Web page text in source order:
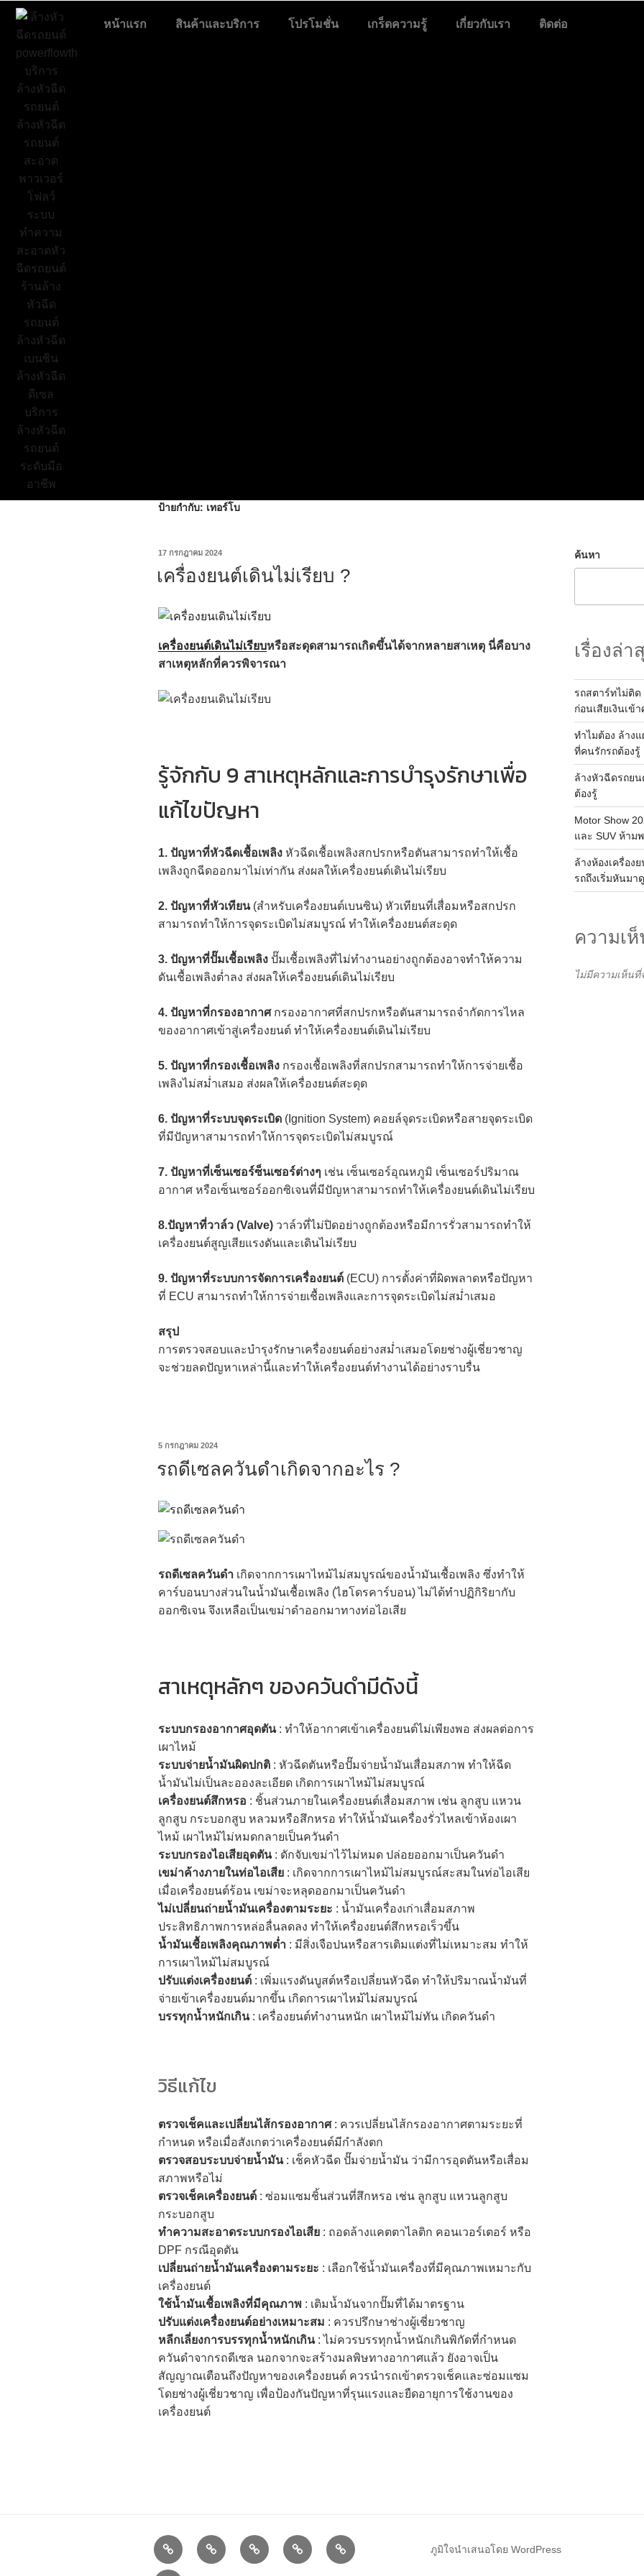
หน้าแรก สินค้าและบริการ โปรโมชั่น เกร็ดความรู้ เกี่ยวกับเรา ติดต่อ
ป้ายกำกับ: เทอร์โบ
17 กรกฎาคม 2024
เครื่องยนต์เดินไม่เรียบ ?
เครื่องยนต์เดินไม่เรียบหรือสะดุดสามารถเกิดขึ้นได้จากหลายสาเหตุ นี่คือบาง
สาเหตุหลักที่ควรพิจารณา
รู้จักกับ 9 สาเหตุหลักและการบำรุงรักษาเพื่อ
แก้ไขปัญหา
1. ปัญหาที่หัวฉีดเชื้อเพลิง หัวฉีดเชื้อเพลิงสกปรกหรือตันสามารถทำให้เชื้อ
เพลิงถูกฉีดออกมาไม่เท่ากัน ส่งผลให้เครื่องยนต์เดินไม่เรียบ
2. ปัญหาที่หัวเทียน(สำหรับเครื่องยนต์เบนซิน) หัวเทียนที่เสื่อมหรือสกปรก
สามารถทำให้การจุดระเบิดไม่สมบูรณ์ ทำให้เครื่องยนต์สะดุด
3. ปัญหาที่ปั๊มเชื้อเพลิง ปั๊มเชื้อเพลิงที่ไม่ทำงานอย่างถูกต้องอาจทำให้ความ
ดันเชื้อเพลิงต่ำลง ส่งผลให้เครื่องยนต์เดินไม่เรียบ
4. ปัญหาที่กรองอากาศกรองอากาศที่สกปรกหรือตันสามารถจำกัดการไหล
ของอากาศเข้าสู่เครื่องยนต์ ทำให้เครื่องยนต์เดินไม่เรียบ
5. ปัญหาที่กรองเชื้อเพลิง กรองเชื้อเพลิงที่สกปรกสามารถทำให้การจ่ายเชื้อ
เพลิงไม่สม่ำเสมอ ส่งผลให้เครื่องยนต์สะดุด
6. ปัญหาที่ระบบจุดระเบิด (Ignition System) คอยล์จุดระเบิดหรือสายจุดระเบิด
ที่มีปัญหาสามารถทำให้การจุดระเบิดไม่สมบูรณ์
7. ปัญหาที่เซ็นเซอร์ซ็นเซอร์ต่างๆ เช่น เซ็นเซอร์อุณหภูมิ เซ็นเซอร์ปริมาณ
อากาศ หรือเซ็นเซอร์ออกซิเจนที่มีปัญหาสามารถทำให้เครื่องยนต์เดินไม่เรียบ
8.ปัญหาที่วาล์ว (Valve) วาล์วที่ไม่ปิดอย่างถูกต้องหรือมีการรั่วสามารถทำให้
เครื่องยนต์สูญเสียแรงดันและเดินไม่เรียบ
9. ปัญหาที่ระบบการจัดการเครื่องยนต์ (ECU) การตั้งค่าที่ผิดพลาดหรือปัญหา
ที่ ECU สามารถทำให้การจ่ายเชื้อเพลิงและการจุดระเบิดไม่สม่ำเสมอ
สรุป
การตรวจสอบและบำรุงรักษาเครื่องยนต์อย่างสม่ำเสมอโดยช่างผู้เชี่ยวชาญ
จะช่วยลดปัญหาเหล่านี้และทำให้เครื่องยนต์ทำงานได้อย่างราบรื่น
5 กรกฎาคม 2024
รถดีเซลควันดำเกิดจากอะไร ?
รถดีเซลควันดำ เกิดจากการเผาไหม้ไม่สมบูรณ์ของน้ำมันเชื้อเพลิง ซึ่งทำให้
คาร์บอนบางส่วนในน้ำมันเชื้อเพลิง (ไฮโดรคาร์บอน) ไม่ได้ทำปฏิกิริยากับ
ออกซิเจน จึงเหลือเป็นเขม่าดำออกมาทางท่อไอเสีย
สาเหตุหลักๆ ของควันดำมีดังนี้
ระบบกรองอากาศอุดตัน: ทำให้อากาศเข้าเครื่องยนต์ไม่เพียงพอ ส่งผลต่อการ
เผาไหม้
ระบบจ่ายน้ำมันผิดปกติ : หัวฉีดตันหรือปั๊มจ่ายน้ำมันเสื่อมสภาพ ทำให้ฉีด
น้ำมันไม่เป็นละอองละเอียด เกิดการเผาไหม้ไม่สมบูรณ์
เครื่องยนต์สึกหรอ : ชิ้นส่วนภายในเครื่องยนต์เสื่อมสภาพ เช่น ลูกสูบ แหวน
ลูกสูบ กระบอกสูบ หลวมหรือสึกหรอ ทำให้น้ำมันเครื่องรั่วไหลเข้าห้องเผา
ไหม้ เผาไหม้ไม่หมดกลายเป็นควันดำ
ระบบกรองไอเสียอุดตัน: ดักจับเขม่าไว้ไม่หมด ปล่อยออกมาเป็นควันดำ
เขม่าค้างภายในท่อไอเสีย : เกิดจากการเผาไหม้ไม่สมบูรณ์สะสมในท่อไอเสีย
เมื่อเครื่องยนต์ร้อน เขม่าจะหลุดออกมาเป็นควันดำ
ไม่เปลี่ยนถ่ายน้ำมันเครื่องตามระยะ : น้ำมันเครื่องเก่าเสื่อมสภาพ
ประสิทธิภาพการหล่อลื่นลดลง ทำให้เครื่องยนต์สึกหรอเร็วขึ้น
น้ำมันเชื้อเพลิงคุณภาพต่ำ : มีสิ่งเจือปนหรือสารเติมแต่งที่ไม่เหมาะสม ทำให้
การเผาไหม้ไม่สมบูรณ์
ปรับแต่งเครื่องยนต์ : เพิ่มแรงดันบูสต์หรือเปลี่ยนหัวฉีด ทำให้ปริมาณน้ำมันที่
จ่ายเข้าเครื่องยนต์มากขึ้น เกิดการเผาไหม้ไม่สมบูรณ์
บรรทุกน้ำหนักเกิน: เครื่องยนต์ทำงานหนัก เผาไหม้ไม่ทัน เกิดควันดำ
วิธีแก้ไข
ตรวจเช็คและเปลี่ยนไส้กรองอากาศ: ควรเปลี่ยนไส้กรองอากาศตามระยะที่
กำหนด หรือเมื่อสังเกตว่าเครื่องยนต์มีกำลังตก
ตรวจสอบระบบจ่ายน้ำมัน: เช็คหัวฉีด ปั๊มจ่ายน้ำมัน ว่ามีการอุดตันหรือเสื่อม
สภาพหรือไม่
ตรวจเช็คเครื่องยนต์ : ซ่อมแซมชิ้นส่วนที่สึกหรอ เช่น ลูกสูบ แหวนลูกสูบ
กระบอกสูบ
ทำความสะอาดระบบกรองไอเสีย : ถอดล้างแคตตาไลติก คอนเวอร์เตอร์ หรือ
DPF กรณีอุดตัน
เปลี่ยนถ่ายน้ำมันเครื่องตามระยะ : เลือกใช้น้ำมันเครื่องที่มีคุณภาพเหมาะกับ
เครื่องยนต์
ใช้น้ำมันเชื้อเพลิงที่มีคุณภาพ : เติมน้ำมันจากปั๊มที่ได้มาตรฐาน
ปรับแต่งเครื่องยนต์อย่างเหมาะสม : ควรปรึกษาช่างผู้เชี่ยวชาญ
หลีกเลี่ยงการบรรทุกน้ำหนักเกิน: ไม่ควรบรรทุกน้ำหนักเกินพิกัดที่กำหนด
ควันดำจากรถดีเซล นอกจากจะสร้างมลพิษทางอากาศแล้ว ยังอาจเป็น
สัญญาณเตือนถึงปัญหาของเครื่องยนต์ ควรนำรถเข้าตรวจเช็คและซ่อมแซม
โดยช่างผู้เชี่ยวชาญ เพื่อป้องกันปัญหาที่รุนแรงและยืดอายุการใช้งานของ
เครื่องยนต์
ค้นหา
เรื่องล่า
รถสตาร์ทไม่ติด
ก่อนเสียเงินเข้
ทำไมต้อง ล้าง
ที่คนรักรถต้องรู้
ล้างหัวฉีดรถยน
ต้องรู้
Motor Show
และ SUV ห้าม
ล้างห้องเครื่อง
รถถึงเริ่มหันม
ความเ
ไม่มีความเห็นที่
ภูมิใจนำเสนอโดย WordPress